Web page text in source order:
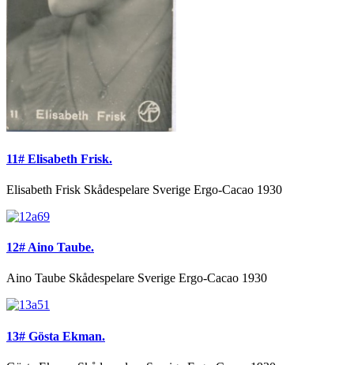
11# Elisabeth Frisk.
Elisabeth Frisk Skådespelare Sverige Ergo-Cacao 1930
12# Aino Taube.
Aino Taube Skådespelare Sverige Ergo-Cacao 1930
13# Gösta Ekman.